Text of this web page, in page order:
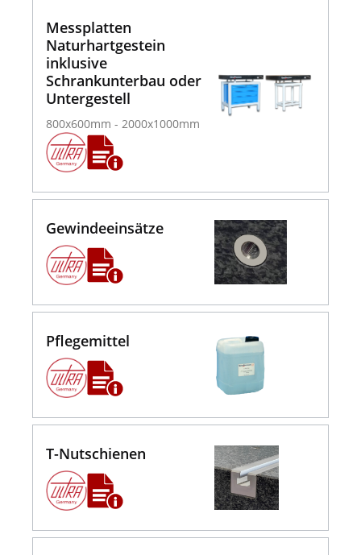
Messplatten
Naturhartgestein
inklusive
Schrankunterbau oder
Untergestell
800x600mm - 2000x1000mm
Gewindeeinsätze
Pflegemittel
T-Nutschienen